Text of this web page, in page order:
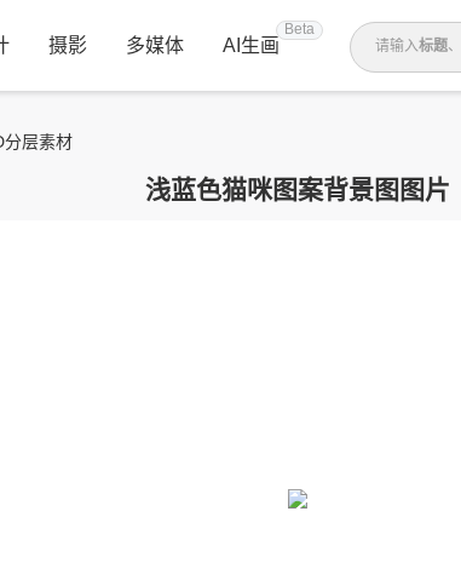
摄影 多媒体 AI生画
Beta
请输入标题、
分层素材
浅蓝色猫咪图案背景图图片